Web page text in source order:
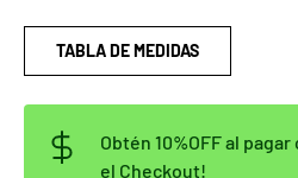
TABLA DE MEDIDAS
Obtén 10%OFF al
el Checkout!